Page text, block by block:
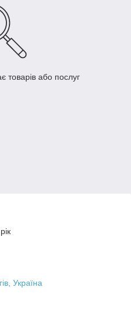
товарів або послуг
Україна